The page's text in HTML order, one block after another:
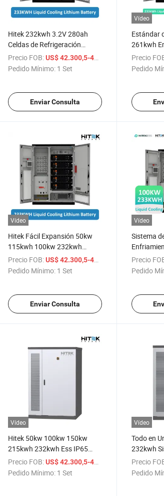
/ Set
Hitek 232kwh 3.2V 280ah
Celdas de Refrigeración
Líquida Batería de Litio 100kw
PV 100kw Inversor con
Precio FOB: US$ 42.300,5-49.991,5
/ Set
Pedido Mínimo: 1 Set
Enviar Consulta
Vídeo
Estándar
261kwh
IP54
Litio para
Precio
Pedido
/ Set
Vídeo
Hitek Fácil Expansión 50kw
115kwh 100kw 232kwh
Refrigeración por Aire
Refrigeración Líquida Litio
Todo en Uno
Precio FOB: US$ 42.300,5-49.991,5
/ Set
Pedido Mínimo: 1 Set
Enviar Consulta
Vídeo
Sistema
100kw
con
Solar en
Precio
Pedido
/ Set
Vídeo
Hitek 50kw 100kw 150kw
215kwh 232kwh Ess IP65
Sistema de Almacenamiento
de Energía al Aire Libre
Precio FOB: US$ 42.300,5-49.991,5
/ Set
Pedido Mínimo: 1 Set
Vídeo
Todo en
232kwh
IP65
Precio
Pedido